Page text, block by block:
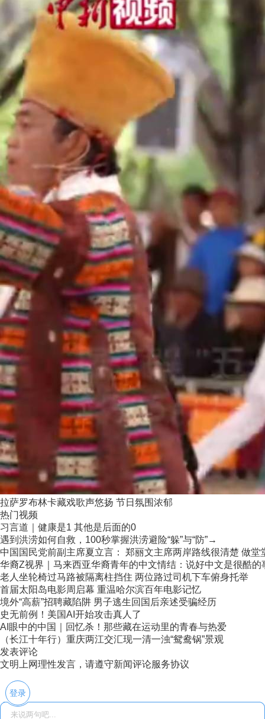
拉萨罗布林卡藏戏歌声悠扬 节日氛围浓郁
热门视频
习言道｜健康是1 其他是后面的0
遇到洪涝如何自救，100秒掌握洪涝避险“躲”与“防”→
中国国民党前副主席夏立言： 郑丽文主席两岸路线很清楚 做堂
华裔Z视界｜马来西亚华裔青年的中文情结：说好中文是很酷的
老人坐轮椅过马路被隔离柱挡住 两位路过司机下车俯身托举
首届太阳岛电影周启幕 重温哈尔滨百年电影记忆
境外“高薪”招聘藏陷阱 男子逃生回国后亲述受骗经历
史无前例！美国AI开始攻击真人了
AI眼中的中国｜回忆杀！那些藏在运动里的青春与热爱
（长江十年行）重庆两江交汇现一清一浊“鸳鸯锅”景观
发表评论
文明上网理性发言，请遵守新闻评论服务协议
登录